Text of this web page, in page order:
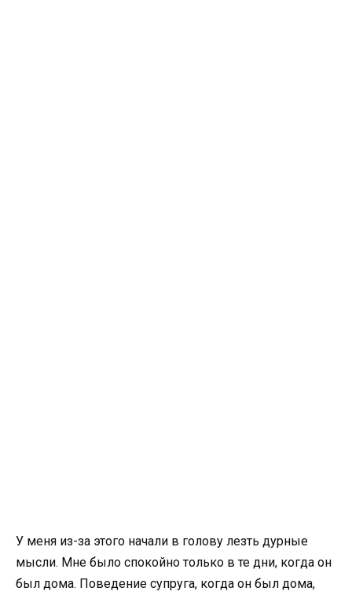
У меня из-за этого начали в голову лезть дурные
мысли. Мне было спокойно только в те дни, когда он
был дома. Поведение супруга, когда он был дома,